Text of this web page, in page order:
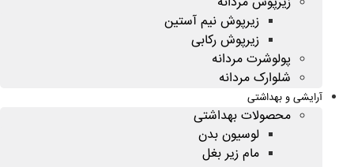
زیرپوش نیم آستین
زیرپوش رکابی
پولوشرت مردانه
شلوارک مردانه
آرایشی و بهداشتی
محصولات بهداشتی
لوسیون بدن
مام زیر بغل